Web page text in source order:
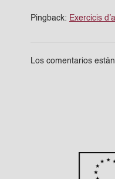
Pingback: Exercicis
Los comentarios